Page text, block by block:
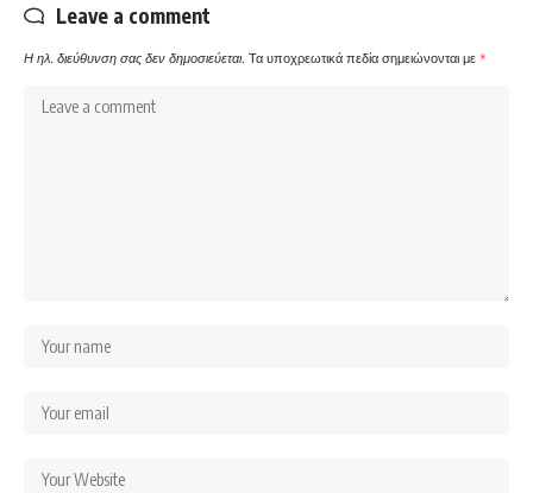
Leave a comment
Η ηλ. διεύθυνση σας δεν δημοσιεύεται. Τα υποχρεωτικά πεδία σημειώνονται με *